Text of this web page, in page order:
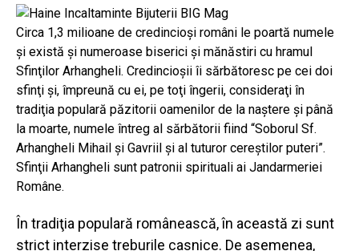
Circa 1,3 milioane de credincioşi români le poartă numele
şi există şi numeroase biserici şi mănăstiri cu hramul
Sfinţilor Arhangheli. Credincioşii îi sărbătoresc pe cei doi
sfinţi şi, împreună cu ei, pe toţi îngerii, consideraţi în
tradiţia populară păzitorii oamenilor de la naştere şi până
la moarte, numele întreg al sărbătorii fiind “Soborul Sf.
Arhangheli Mihail şi Gavriil şi al tuturor cereştilor puteri”.
Sfinţii Arhangheli sunt patronii spirituali ai Jandarmeriei
Române.
În tradiţia populară românească, în această zi sunt
strict interzise treburile casnice. De asemenea,